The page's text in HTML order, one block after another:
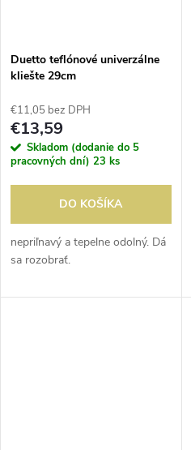
Duetto teflónové univerzálne
kliešte 29cm
€11,05 bez DPH
€13,59
Skladom (dodanie do 5
pracovných dní) 23 ks
DO KOŠÍKA
nepriľnavý a tepelne odolný. Dá
sa rozobrať.